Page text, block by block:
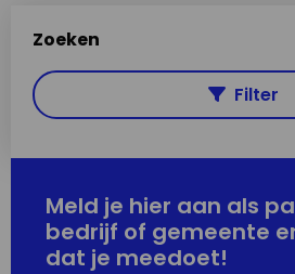
Zoeken
Filter
Meld je hier aan als
bedrijf of gemeente
dat je meedoet!